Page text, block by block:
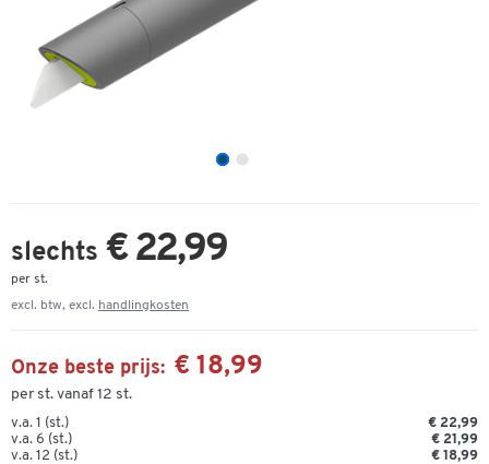
slechts € 22,99
per st.
excl. btw, excl. handlingkosten
Onze beste prijs: € 18,99
per st. vanaf 12 st.
v.a. 1 (st.)
€ 22,99
v.a. 6 (st.)
€ 21,99
v.a. 12 (st.)
€ 18,99